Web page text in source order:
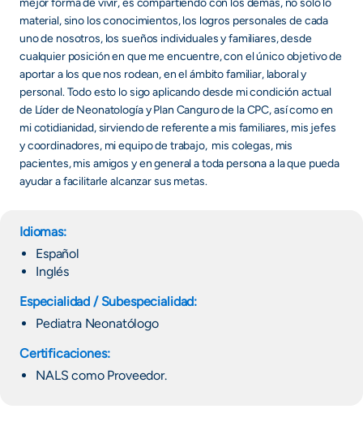
mejor forma de vivir, es compartiendo con los demás, no solo lo
material, sino los conocimientos, los logros personales de cada
uno de nosotros, los sueños individuales y familiares, desde
cualquier posición en que me encuentre, con el único objetivo de
aportar a los que nos rodean, en el ámbito familiar, laboral y
personal. Todo esto lo sigo aplicando desde mi condición actual
de Líder de Neonatología y Plan Canguro de la CPC, así como en
mi cotidianidad, sirviendo de referente a mis familiares, mis jefes
y coordinadores, mi equipo de trabajo, mis colegas, mis
pacientes, mis amigos y en general a toda persona a la que pueda
ayudar a facilitarle alcanzar sus metas.
Idiomas:
Español
Inglés
Especialidad / Subespecialidad:
Pediatra Neonatólogo
Certificaciones:
NALS como Proveedor.